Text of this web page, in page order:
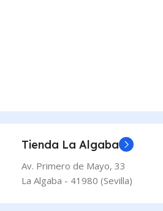
Tienda La Algaba
Av. Primero de Mayo, 33
La Algaba - 41980 (Sevilla)